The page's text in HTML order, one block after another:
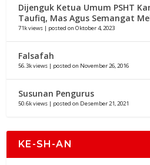
Dijenguk Ketua Umum PSHT
Taufiq, Mas Agus Semangat
71k views | posted on Oktober 4, 2023
Falsafah
56.3k views | posted on November 26, 2016
Susunan Pengurus
50.6k views | posted on Desember 21, 2021
KE-SH-AN